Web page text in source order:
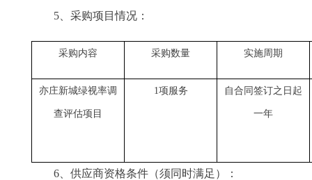
5、采购项目情况：
采购内容 采购数量 实施周期
亦庄新城绿视率调
查评估项目
1项服务 自合同签订之日起
一年
6、供应商资格条件（须同时满足）：